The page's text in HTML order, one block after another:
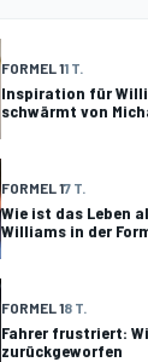
FORMEL 11 T.
Inspiration für
schwärmt von
FORMEL 17 T.
Wie ist das Leben
Williams in der
FORMEL 18 T.
Fahrer frustriert:
zurückgeworfen